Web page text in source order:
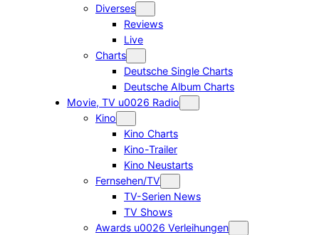
Diverses
Reviews
Live
Charts
Deutsche Single Charts
Deutsche Album Charts
Movie, TV u0026 Radio
Kino
Kino Charts
Kino-Trailer
Kino Neustarts
Fernsehen/TV
TV-Serien News
TV Shows
Awards u0026 Verleihungen